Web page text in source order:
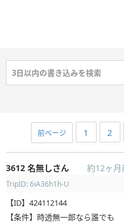
前ページ 1 2
3612 名無しさん 約12ヶ月
TripID: 6iA36h1h-U
【ID】424112144
【条件】時透無一郎なら誰でも